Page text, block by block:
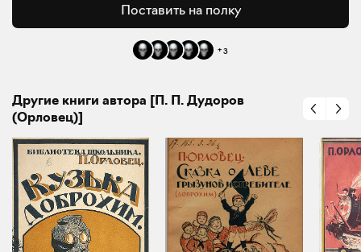
Поставить на полку
+3
Другие книги автора [П. П. Дудоров
(Орловец)]